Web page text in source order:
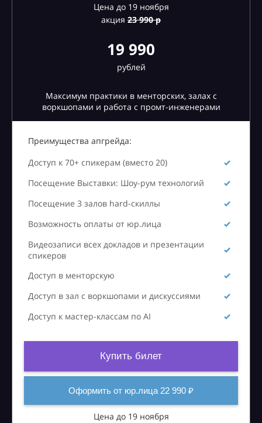
Цена до 19 ноября
акция 23990 р
19 990
рублей
Максимум практики в менторских, залах с
воркшопами и работа с промт-инженерами
Преимущества апгрейда:
Доступ к 70+ спикерам (вместо 20)
Посещение Выставки: Шоу-рум технологий
Посещение 3 залов hard-скиллы
Возможность оплаты от юр.лица
Видеозаписи всех докладов и презентации
спикеров
Доступ в менторскую
Доступ в зал с воркшопами и дискуссиями
Доступ к мастер-классам по AI
Купить билет
Оформить от юр.лица 22 990 ₽
Цена до 19 ноября